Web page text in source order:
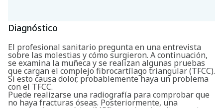
Diagnóstico
El profesional sanitario pregunta en una entrevista
sobre las molestias y cómo surgieron. A continuación,
se examina la muñeca y se realizan algunas pruebas
que cargan el complejo fibrocartílago triangular (TFCC).
Si esto causa dolor, probablemente haya un problema
con el TFCC.
Puede realizarse una radiografía para comprobar que
no haya fracturas óseas. Posteriormente, una